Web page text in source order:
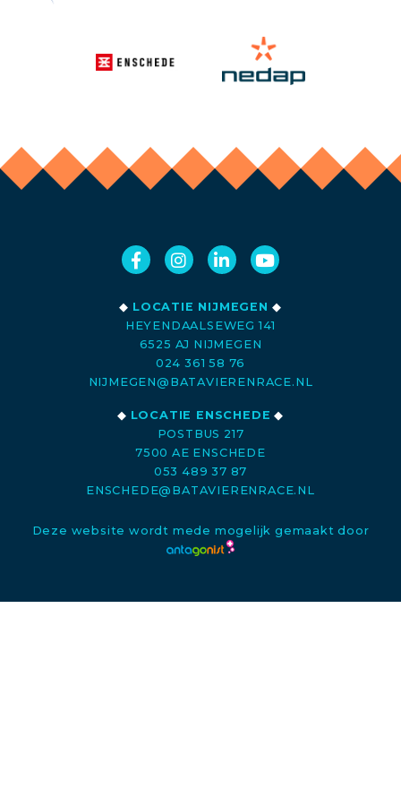
◆ LOCATIE NIJMEGEN ◆
HEYENDAALSEWEG 141
6525 AJ NIJMEGEN
024 361 58 76
NIJMEGEN@BATAVIERENRACE.NL
◆ LOCATIE ENSCHEDE ◆
POSTBUS 217
7500 AE ENSCHEDE
053 489 37 87
ENSCHEDE@BATAVIERENRACE.NL
Deze website wordt mede mogelijk gemaakt door